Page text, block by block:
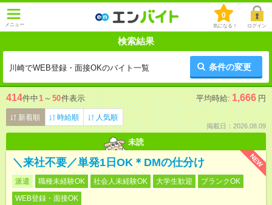
メニュー
0
気になる！ ログイン
検索結果
川崎でWEB登録・面接OKのバイト一覧 条件の変更
414件中1 ～ 50件表示 平均時給: 1,666 円
新着順 時給順 人気順
掲載日：2026.08.09
未読
NEW
＼来社不要／単発1日OK＊DMの仕分け
派遣 職種未経験OK 社会人未経験OK 大学生歓迎
ブランクOK
WEB登録・面接OK